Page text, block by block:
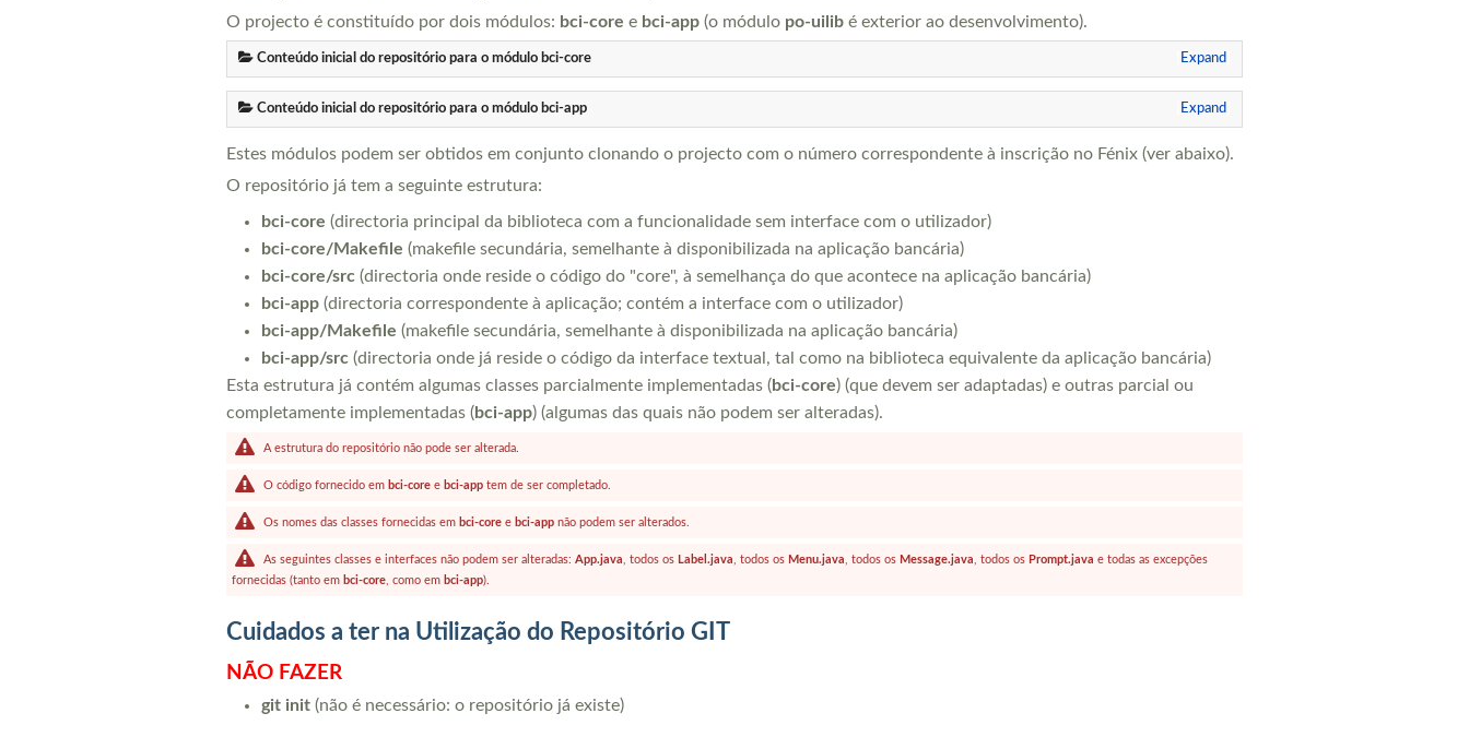
O projecto é constituído por dois módulos: bci-core e bci-app (o módulo po-uilib é exterior ao desenvolvimento).
Expand
Conteúdo inicial do repositório para o módulo bci-core
Expand
Conteúdo inicial do repositório para o módulo bci-app
Estes módulos podem ser obtidos em conjunto clonando o projecto com o número correspondente à inscrição no Fénix (ver abaixo).
O repositório já tem a seguinte estrutura:
bci-core (directoria principal da biblioteca com a funcionalidade sem interface com o utilizador)
bci-core/Makefile (makefile secundária, semelhante à disponibilizada na aplicação bancária)
bci-core/src (directoria onde reside o código do "core", à semelhança do que acontece na aplicação bancária)
bci-app (directoria correspondente à aplicação; contém a interface com o utilizador)
bci-app/Makefile (makefile secundária, semelhante à disponibilizada na aplicação bancária)
bci-app/src (directoria onde já reside o código da interface textual, tal como na biblioteca equivalente da aplicação bancária)
Esta estrutura já contém algumas classes parcialmente implementadas (bci-core) (que devem ser adaptadas) e outras parcial ou
completamente implementadas (bci-app) (algumas das quais não podem ser alteradas).
A estrutura do repositório não pode ser alterada.
O código fornecido em bci-core e bci-app tem de ser completado.
Os nomes das classes fornecidas em bci-core e bci-app não podem ser alterados.
As seguintes classes e interfaces não podem ser alteradas: App.java , todos os Label.java , todos os Menu.java , todos os Message.java , todos os Prompt.java e todas as excepções
fornecidas (tanto em bci-core , como em bci-app).
Cuidados a ter na Utilização do Repositório GIT
NÃO FAZER
git init (não é necessário: o repositório já existe)